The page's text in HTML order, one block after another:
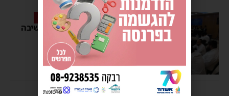
בהשתתפות ראש הישיבה
כך סיימו את ‘זמן קיץ’ בישיבה
האשדודית
משה קאהן 21:40 5 תגובות
פרסומת